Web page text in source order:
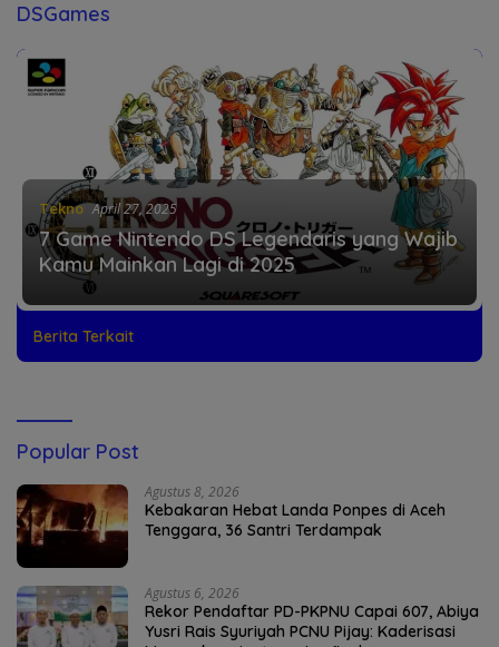
DSGames
Tekno April 27, 2025
7 Game Nintendo DS Legendaris yang Wajib
Kamu Mainkan Lagi di 2025
Berita Terkait
Popular Post
Agustus 8, 2026
Kebakaran Hebat Landa Ponpes di Aceh
Tenggara, 36 Santri Terdampak
Agustus 6, 2026
Rekor Pendaftar PD-PKPNU Capai 607, Abiya
Yusri Rais Syuriyah PCNU Pijay: Kaderisasi